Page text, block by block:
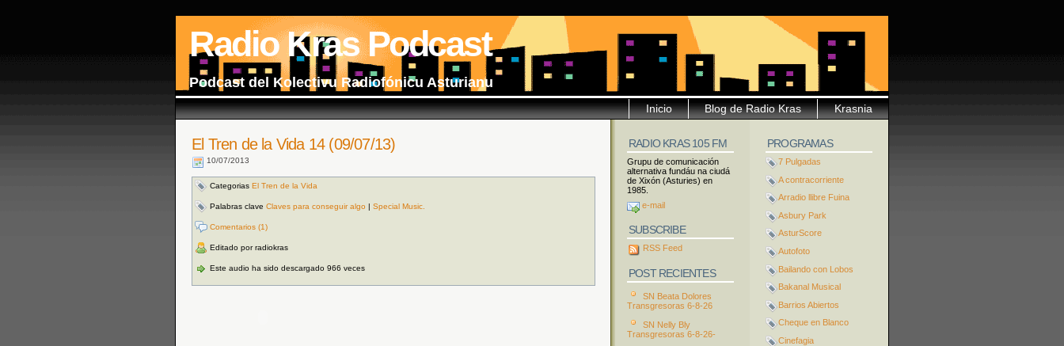
Radio Kras Podcast
Podcast del Kolectivu Radiofónicu Asturianu
Krasnia
Blog de Radio Kras
Inicio
El Tren de la Vida 14 (09/07/13)
10/07/2013
Categorias El Tren de la Vida
Palabras clave Claves para conseguir algo | Special Music.
Comentarios (1)
Editado por radiokras
Este audio ha sido descargado 966 veces
PROGRAMAS
7 Pulgadas
A contracorriente
Arradio llibre Fuina
Asbury Park
AsturScore
Autofoto
Bailando con Lobos
Bakanal Musical
Barrios Abiertos
Cheque en Blanco
Cinefagia
RADIO KRAS 105 FM
Grupu de comunicación
alternativa fundáu na ciudá
de Xixón (Asturies) en
1985.
e-mail
SUBSCRIBE
RSS Feed
POST RECIENTES
SN Beata Dolores
Transgresoras 6-8-26
SN Nelly Bly
Transgresoras 6-8-26-